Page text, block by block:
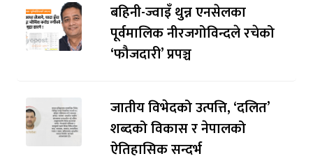
बहिनी-ज्वाइँ थुन्न एनसेलका
पूर्वमालिक नीरजगोविन्दले रचेको
‘फौजदारी’ प्रपञ्च
जातीय विभेदको उत्पत्ति, ‘दलित’
शब्दको विकास र नेपालको
ऐतिहासिक सन्दर्भ